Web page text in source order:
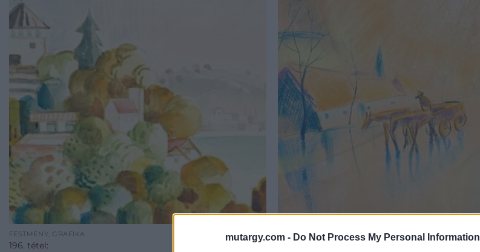
mutargy.com - Do Not Process My Personal Information
FESTMÉNY, GRAFIKA
196. tétel:
FESTMÉNY, GRAFIKA